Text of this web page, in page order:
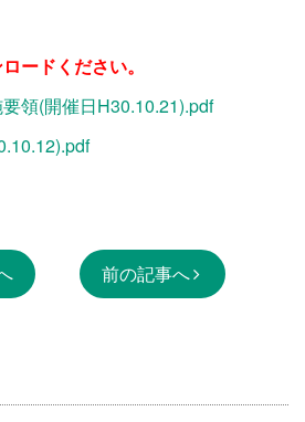
ードください。
領(開催日H30.10.21).pdf
前の記事へ